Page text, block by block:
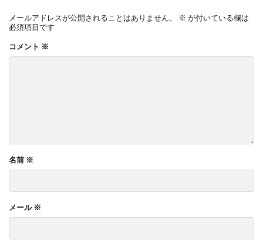
メールアドレスが公開されることはありません。 ※ が付いている欄は
必須項目です
コメント ※
名前 ※
メール ※